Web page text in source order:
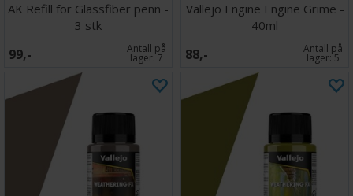
AK Refill for Glassfiber penn -
3 stk
99,- Antall på
lager:7
Vallejo Engine Engine Grime -
40ml
88,- Antall på
lager:5